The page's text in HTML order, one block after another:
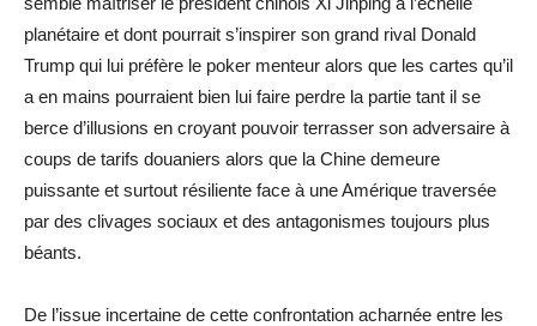
planétaire et dont pourrait s’inspirer son grand rival Donald
Trump qui lui préfère le poker menteur alors que les cartes qu’il
a en mains pourraient bien lui faire perdre la partie tant il se
berce d’illusions en croyant pouvoir terrasser son adversaire à
coups de tarifs douaniers alors que la Chine demeure
puissante et surtout résiliente face à une Amérique traversée
par des clivages sociaux et des antagonismes toujours plus
béants.
De l’issue incertaine de cette confrontation acharnée entre les